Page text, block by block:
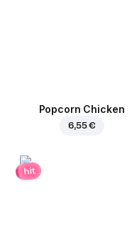
Popcorn Chicken
6,55 €
hit